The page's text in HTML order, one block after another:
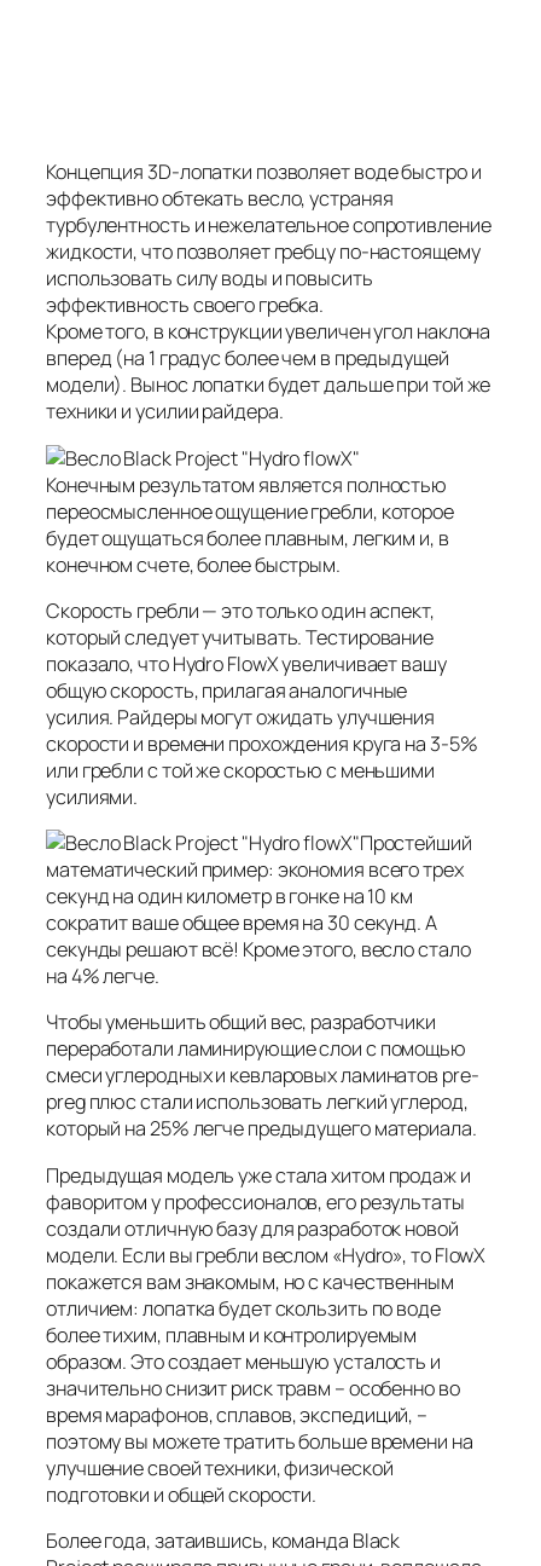
Концепция 3D-лопатки позволяет воде быстро и
эффективно обтекать весло, устраняя
турбулентность и нежелательное сопротивление
жидкости, что позволяет гребцу по-настоящему
использовать силу воды и повысить
эффективность своего гребка.
Кроме того, в конструкции увеличен угол наклона
вперед (на 1 градус более чем в предыдущей
модели). Вынос лопатки будет дальше при той же
техники и усилии райдера.
Конечным результатом является полностью
переосмысленное ощущение гребли, которое
будет ощущаться более плавным, легким и, в
конечном счете, более быстрым.
Скорость гребли — это только один аспект,
который следует учитывать. Тестирование
показало, что Hydro FlowX увеличивает вашу
общую скорость, прилагая аналогичные
усилия. Райдеры могут ожидать улучшения
скорости и времени прохождения круга на 3-5%
или гребли с той же скоростью с меньшими
усилиями.
Простейший
математический пример: экономия всего трех
секунд на один километр в гонке на 10 км
сократит ваше общее время на 30 секунд. А
секунды решают всё! Кроме этого, весло стало
на 4% легче.
Чтобы уменьшить общий вес, разработчики
переработали ламинирующие слои с помощью
смеси углеродных и кевларовых ламинатов pre-
preg плюс стали использовать легкий углерод,
который на 25% легче предыдущего материала.
Предыдущая модель уже стала хитом продаж и
фаворитом у профессионалов, его результаты
создали отличную базу для разработок новой
модели. Если вы гребли веслом «Hydro», то FlowX
покажется вам знакомым, но с качественным
отличием: лопатка будет скользить по воде
более тихим, плавным и контролируемым
образом. Это создает меньшую усталость и
значительно снизит риск травм – особенно во
время марафонов, сплавов, экспедиций, –
поэтому вы можете тратить больше времени на
улучшение своей техники, физической
подготовки и общей скорости.
Более года, затаившись, команда Black